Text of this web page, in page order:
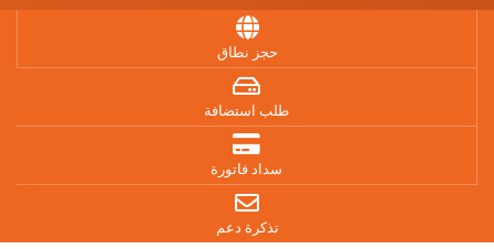
حجز نطاق
طلب استضافة
سداد فاتورة
تذكرة دعم